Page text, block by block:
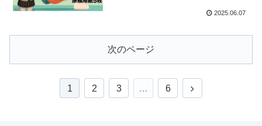
2025.06.07
次のページ
1 2 3 … 6
次